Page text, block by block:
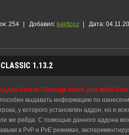
254 | Добавил: kakttooz | Дата:
1.13.2
Details! Damage Meter для WoW
выдавать информацию по
у которого установлен аддон, но и
же рейда. С помощью данного аддона
в PvP и PvE режимах,